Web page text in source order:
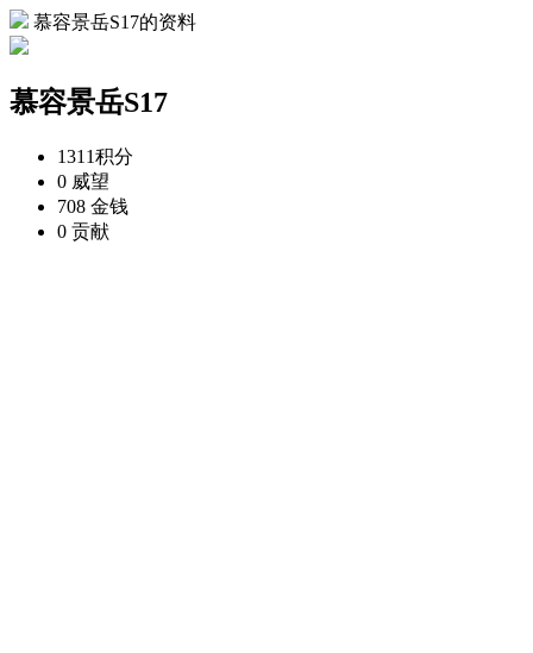
慕容景岳S17的资料
慕容景岳S17
1311积分
0 威望
708 金钱
0 贡献